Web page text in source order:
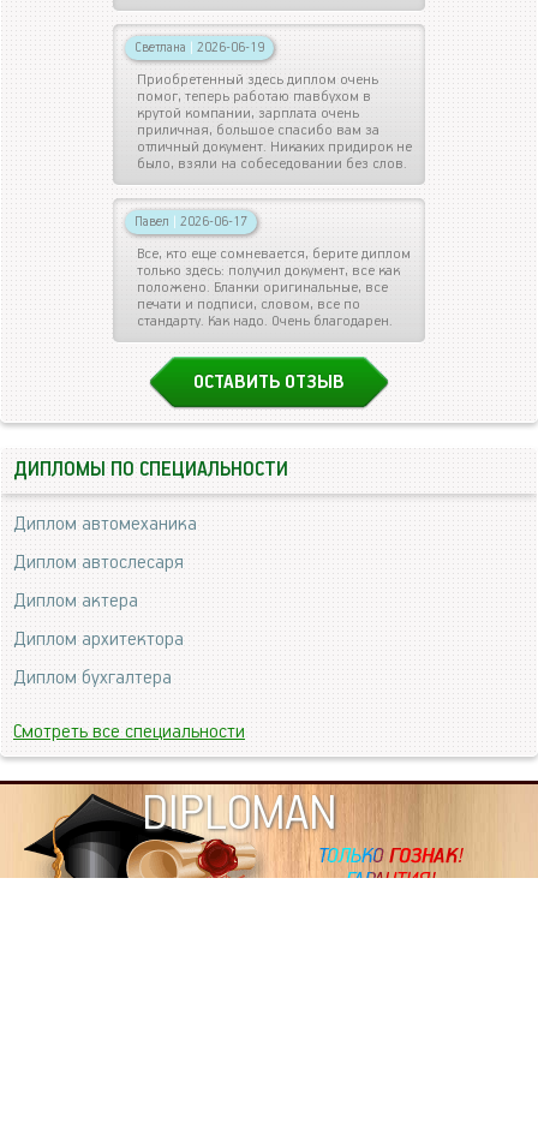
Светлана | 2026-06-19
Приобретенный здесь диплом очень
помог, теперь работаю главбухом в
крутой компании, зарплата очень
приличная, большое спасибо вам за
отличный документ. Никаких придирок не
было, взяли на собеседовании без слов.
Павел | 2026-06-17
Все, кто еще сомневается, берите диплом
только здесь: получил документ, все как
положено. Бланки оригинальные, все
печати и подписи, словом, все по
стандарту. Как надо. Очень благодарен.
ОСТАВИТЬ ОТЗЫВ
ДИПЛОМЫ ПО СПЕЦИАЛЬНОСТИ
Диплом автомеханика
Диплом автослесаря
Диплом актера
Диплом архитектора
Диплом бухгалтера
Смотреть все специальности
DIPLOMAN